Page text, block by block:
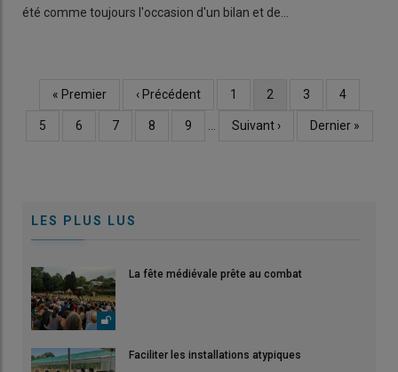
été comme toujours l'occasion d'un bilan et de…
Première
« Premier
Page
‹ Précédent Page
1
Page
2 Page
3 Page
4
Page
5 Page
6 Page
7 Page
8 Page
9
Page
Suivant ›
Dernière
Dernier »
LES PLUS LUS
La fête médiévale prête au combat
Faciliter les installations atypiques